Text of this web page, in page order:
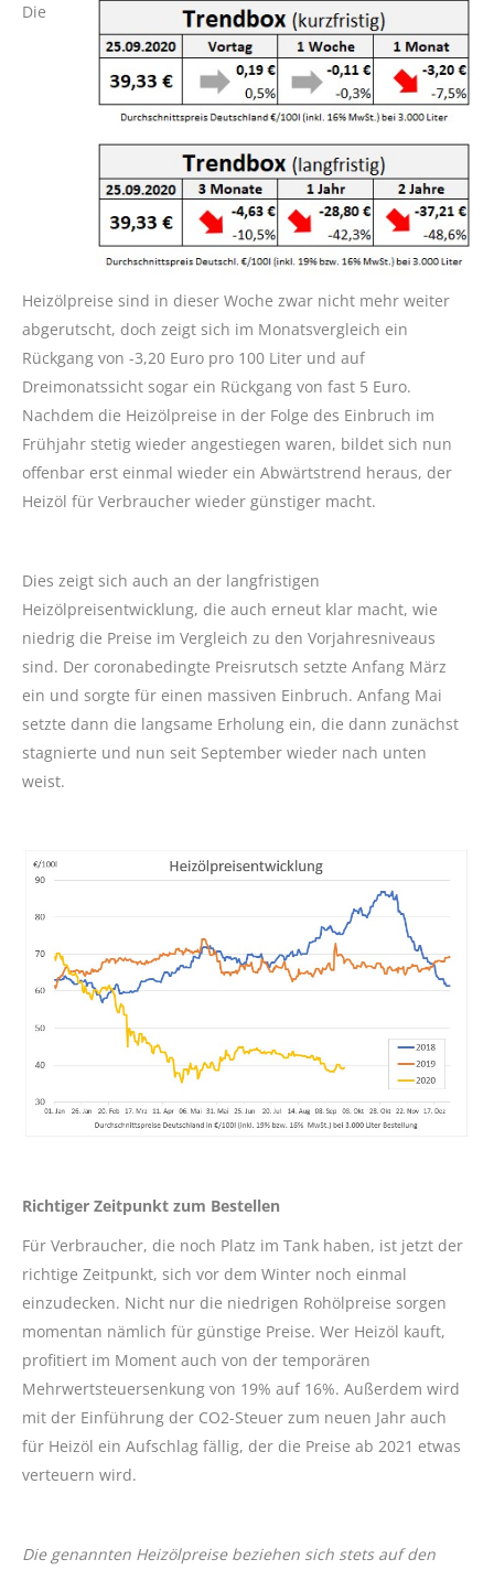
Die
Heizölpreise sind in dieser Woche zwar nicht mehr weiter
abgerutscht, doch zeigt sich im Monatsvergleich ein
Rückgang von -3,20 Euro pro 100 Liter und auf
Dreimonatssicht sogar ein Rückgang von fast 5 Euro.
Nachdem die Heizölpreise in der Folge des Einbruch im
Frühjahr stetig wieder angestiegen waren, bildet sich nun
offenbar erst einmal wieder ein Abwärtstrend heraus, der
Heizöl für Verbraucher wieder günstiger macht.
Dies zeigt sich auch an der langfristigen
Heizölpreisentwicklung, die auch erneut klar macht, wie
niedrig die Preise im Vergleich zu den Vorjahresniveaus
sind. Der coronabedingte Preisrutsch setzte Anfang März
ein und sorgte für einen massiven Einbruch. Anfang Mai
setzte dann die langsame Erholung ein, die dann zunächst
stagnierte und nun seit September wieder nach unten
weist.
Richtiger Zeitpunkt zum Bestellen
Für Verbraucher, die noch Platz im Tank haben, ist jetzt der
richtige Zeitpunkt, sich vor dem Winter noch einmal
einzudecken. Nicht nur die niedrigen Rohölpreise sorgen
momentan nämlich für günstige Preise. Wer Heizöl kauft,
profitiert im Moment auch von der temporären
Mehrwertsteuersenkung von 19% auf 16%. Außerdem wird
mit der Einführung der CO2-Steuer zum neuen Jahr auch
für Heizöl ein Aufschlag fällig, der die Preise ab 2021 etwas
verteuern wird.
Die genannten Heizölpreise beziehen sich stets auf den